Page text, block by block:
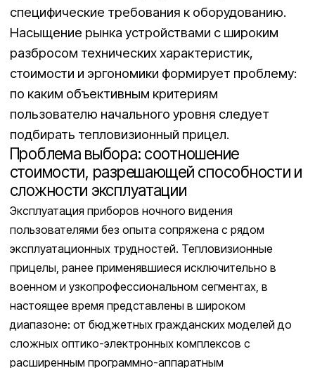
специфические требования к оборудованию.
Насыщение рынка устройствами с широким
разбросом технических характеристик,
стоимости и эргономики формирует проблему:
по каким объективным критериям
пользователю начального уровня следует
подбирать тепловизионный прицел.
Проблема выбора: соотношение
стоимости, разрешающей способности и
сложности эксплуатации
Эксплуатация приборов ночного видения
пользователями без опыта сопряжена с рядом
эксплуатационных трудностей. Тепловизионные
прицелы, ранее применявшиеся исключительно в
военном и узкопрофессиональном сегментах, в
настоящее время представлены в широком
диапазоне: от бюджетных гражданских моделей до
сложных оптико-электронных комплексов с
расширенным программно-аппаратным